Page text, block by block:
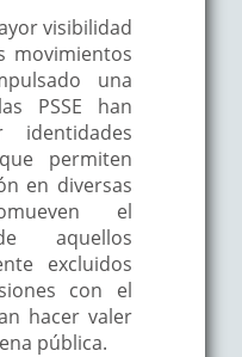
visibilidad
movimientos
una
PSSE han
identidades
permiten
en diversas
el
aquellos
excluidos
con el
hacer valer
pública.